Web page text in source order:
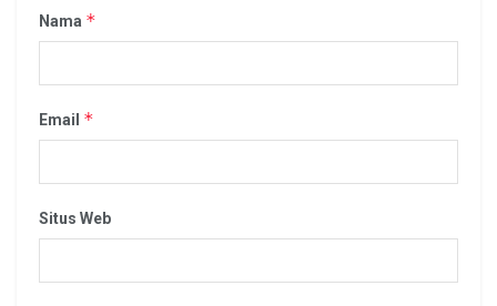
Nama *
Email *
Situs Web